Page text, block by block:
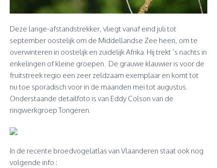
Deze lange-afstandstrekker, vliegt vanaf eind juli tot
september oostelijk om de Middellandse Zee heen, om te
overwinteren in oostelijk en zuidelijk Afrika. Hij trekt ’s nachts in
enkelingen of kleine groepen. De grauwe klauwier is voor de
fruitstreek regio een zeer zeldzaam exemplaar en komt tot
nu toe sporadisch voor in de maanden mei tot augustus.
Onderstaande detailfoto is van Eddy Colson van de
ringwerkgroep Tongeren.
In de recente broedvogelatlas van Vlaanderen staat ook nog
volgende info :